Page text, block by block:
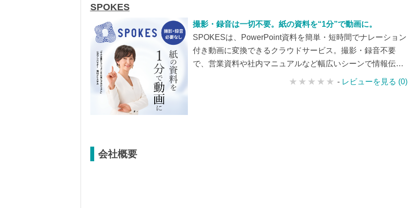
SPOKES
撮影・録音は一切不要。紙の資料を“1分”で動画に。
SPOKESは、PowerPoint資料を簡単・短時間でナレーション
付き動画に変換できるクラウドサービス。撮影・録音不要
で、営業資料や社内マニュアルなど幅広いシーンで情報伝達
- レビューを見る (0)
会社概要